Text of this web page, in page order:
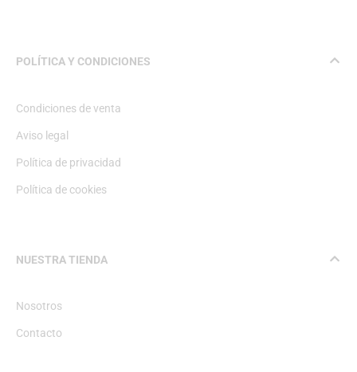
POLÍTICA Y CONDICIONES
Condiciones de venta
Aviso legal
Política de privacidad
Política de cookies
NUESTRA TIENDA
Nosotros
Contacto